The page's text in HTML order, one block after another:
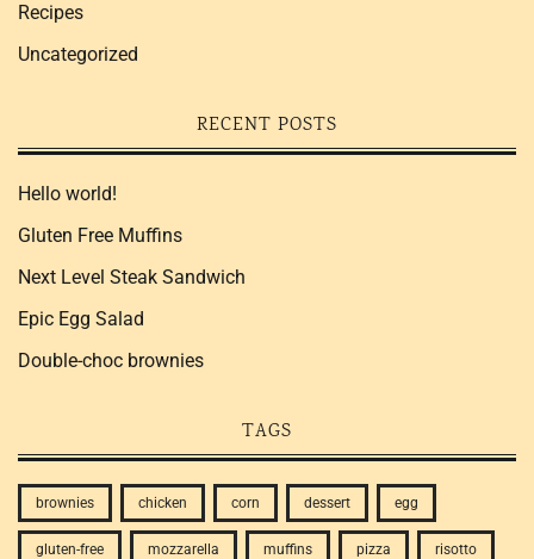
Recipes
Uncategorized
RECENT POSTS
Hello world!
Gluten Free Muffins
Next Level Steak Sandwich
Epic Egg Salad
Double-choc brownies
TAGS
brownies chicken corn dessert egg
gluten-free mozzarella muffins pizza risotto